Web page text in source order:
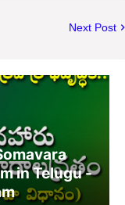
Next Post
in Telugu -